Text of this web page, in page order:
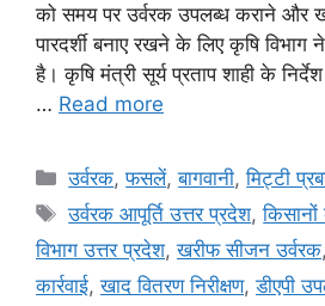
को समय पर उर्वरक उपलब्ध कराने और
पारदर्शी बनाए रखने के लिए कृषि विभाग
है। कृषि मंत्री सूर्य प्रताप शाही के
… Read more
उर्वरक,फसलें,बागवानी,मि‌ट्टी
उर्वरक आपूर्ति उत्तर प्रदेश,किसानों
विभाग उत्तर प्रदेश,खरीफ सीजन उर्वरक
कार्रवाई,खाद वितरण निरीक्षण,डीएपी